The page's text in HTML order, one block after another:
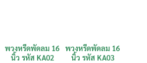
พวงหรีดพัดลม 16
นิ้ว รหัส KA02
พวงหรีดพัดลม 16
นิ้ว รหัส KA03